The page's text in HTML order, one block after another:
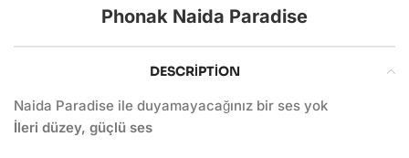
Phonak Naida Paradise
DESCRIPTION
Naida Paradise ile duyamayacağınız bir ses yok
İleri düzey, güçlü ses